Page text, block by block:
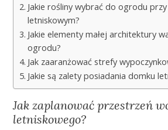
Jakie rośliny wybrać do ogrodu
letniskowym?
Jakie elementy małej architektury
ogrodu?
Jak zaaranżować strefy
Jakie są zalety posiadania domku
Jak zaplanować przestrzeń
letniskowego?